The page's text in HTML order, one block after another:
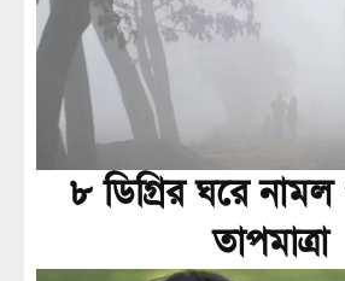
৮ ডিগ্রির ঘরে
তাপমাত্রা